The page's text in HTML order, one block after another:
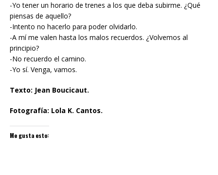
-Yo tener un horario de trenes a los que deba subirme. ¿Qué
piensas de aquello?
-Intento no hacerlo para poder olvidarlo.
-A mí me valen hasta los malos recuerdos. ¿Volvemos al
principio?
-No recuerdo el camino.
-Yo sí. Venga, vamos.
Texto: Jean Boucicaut.
Fotografía: Lola K. Cantos.
Me gusta esto: